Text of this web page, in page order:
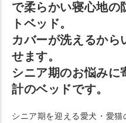
で柔らかい寝心地の
トベッド。
カバーが洗えるから
せます。
シニア期のお悩みに
計のベッドです。
シニア期を迎える愛犬・愛